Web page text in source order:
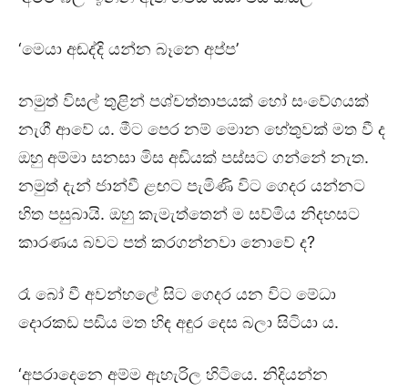
‘මෙයා අඬද්දි යන්න බෑනෙ අප්ප’
නමුත් විසල් තුළින් පශ්චත්තාපයක් හෝ සංවේගයක්
නැගී ආවේ ය. මීට පෙර නම් මොන හේතුවක් මත වී ද
ඔහු අම්මා සනසා මිස අඩියක් පස්සට ගන්නේ නැත.
නමුත් දැන් ජාන්වී ළඟට පැමිණි විට ගෙදර යන්නට
හිත පසුබායි. ඔහු කැමැත්තෙන් ම සව්මිය නිදහසට
කාරණය බවට පත් කරගන්නවා නොවේ ද?
රෑ බෝ වී අවන්හලේ සිට ගෙදර යන විට මේධා
දොරකඩ පඩිය මත හිඳ අඳුර දෙස බලා සිටියා ය.
‘අපරාදෙනෙ අම්ම ඇහැරිල හිටියෙ. නිදියන්න